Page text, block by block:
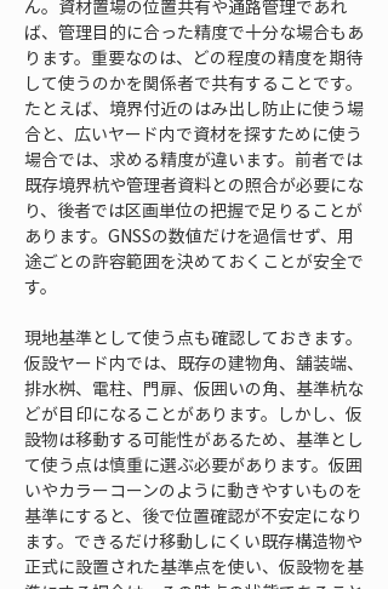
ん。資材置場の位置共有や通路管理であれ
ば、管理目的に合った精度で十分な場合もあ
ります。重要なのは、どの程度の精度を期待
して使うのかを関係者で共有することです。
たとえば、境界付近のはみ出し防止に使う場
合と、広いヤード内で資材を探すために使う
場合では、求める精度が違います。前者では
既存境界杭や管理者資料との照合が必要にな
り、後者では区画単位の把握で足りることが
あります。GNSSの数値だけを過信せず、用
途ごとの許容範囲を決めておくことが安全で
す。
現地基準として使う点も確認しておきます。
仮設ヤード内では、既存の建物角、舗装端、
排水桝、電柱、門扉、仮囲いの角、基準杭な
どが目印になることがあります。しかし、仮
設物は移動する可能性があるため、基準とし
て使う点は慎重に選ぶ必要があります。仮囲
いやカラーコーンのように動きやすいものを
基準にすると、後で位置確認が不安定になり
ます。できるだけ移動しにくい既存構造物や
正式に設置された基準点を使い、仮設物を基